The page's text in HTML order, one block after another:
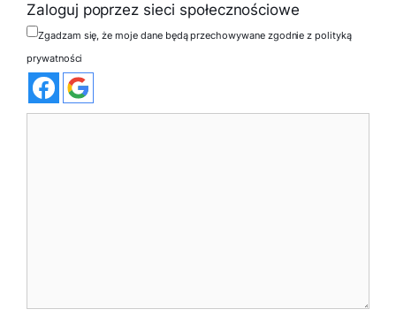
Zaloguj poprzez sieci społecznościowe
Zgadzam się, że moje dane będą przechowywane zgodnie z polityką
prywatności